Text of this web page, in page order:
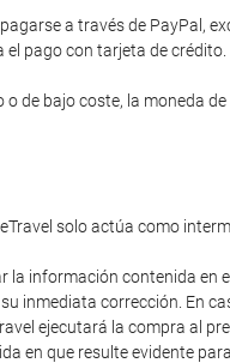
a través de PayPal,
pago con tarjeta de crédito.
de bajo coste, la moneda
solo actúa como
información contenida en
inmediata corrección. En
ejecutará la compra al
en que resulte evidente